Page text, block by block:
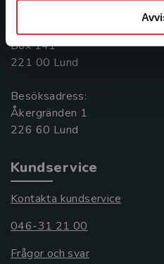
Postadress:
Box 141
221 00 Lund
Besöksadress:
Åkergränden 1
Kundservice
Kontakta kundservice
046-31 21 00
Frågor och svar